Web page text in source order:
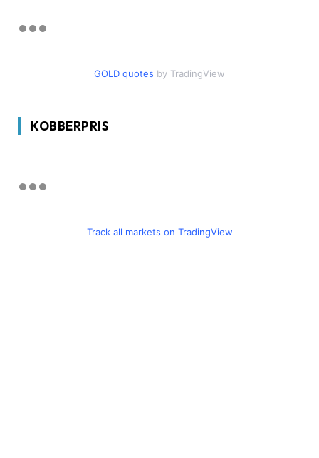
GOLD quotes by TradingView
KOBBERPRIS
Track all markets on TradingView